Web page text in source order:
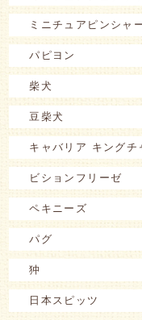
ミニチュアピンシャ
パピヨン
柴犬
豆柴犬
キャバリア キングチ
ビションフリーゼ
ペキニーズ
パグ
狆
日本スピッツ